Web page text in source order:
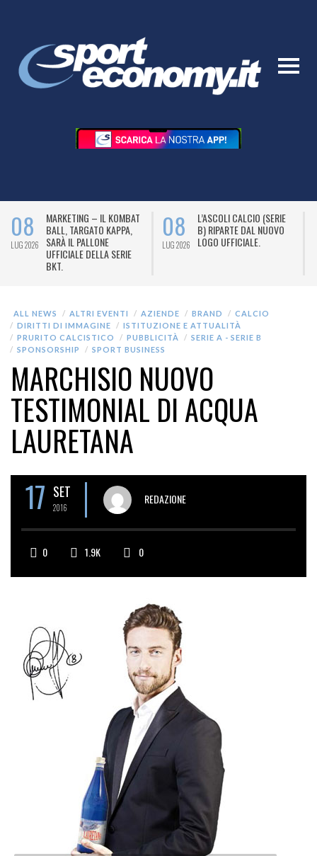
08
LUG 2026
MARKETING – IL KOMBAT
BALL, TARGATO KAPPA,
SARÀ IL PALLONE
UFFICIALE DELLA SERIE
BKT.
08
LUG 2026
L’ASCOLI CALCIO (SERIE
B) RIPARTE DAL NUOVO
LOGO UFFICIALE.
ALL NEWS ALTRI EVENTI AZIENDE BRAND
CALCIO
DIRITTI DI IMMAGINE
ISTITUZIONE E ATTUALITÀ
PRURITO CALCISTICO
PUBBLICITÀ
SERIE A - SERIE B
SPONSORSHIP
SPORT BUSINESS
MARCHISIO NUOVO
TESTIMONIAL DI ACQUA
LAURETANA
17 SET
2016
REDAZIONE
0 1.9K 0